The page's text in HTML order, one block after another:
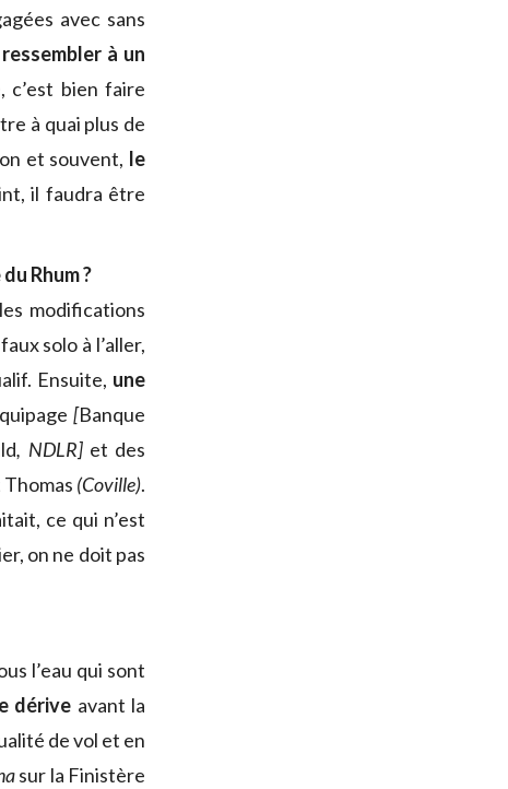
avec sans
à un
c’est bien faire
à quai plus de
et souvent, le
il faudra être
Rhum ?
modifications
solo à l’aller,
Ensuite, une
[Banque
, NDLR]et des
Thomas (Coville).
ce qui n’est
on ne doit pas
l’eau qui sont
dérive avant la
de vol et en
sur la Finistère